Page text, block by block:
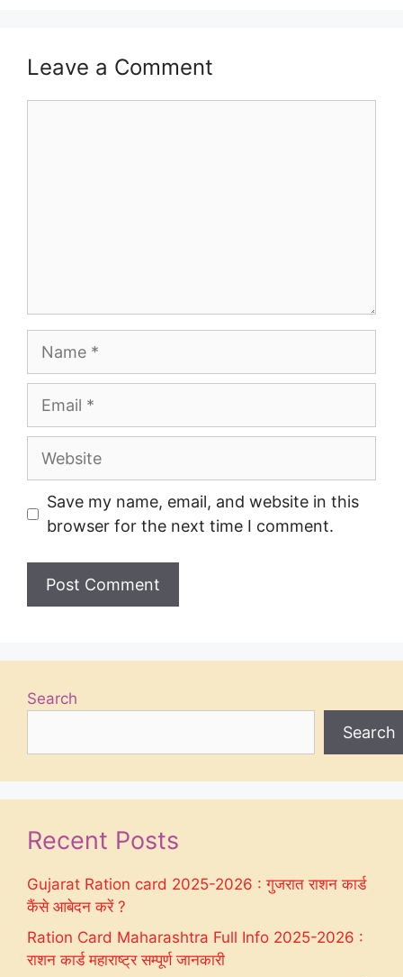
Leave a Comment
Website
Save my name, email, and website in this
browser for the next time I comment.
Search
Search
Recent Posts
Gujarat Ration card 2025-2026 : गुजरात राशन कार्ड
कैंसे आबेदन करें ?
Ration Card Maharashtra Full Info 2025-2026 :
राशन कार्ड महाराष्ट्र सम्पूर्ण जानकारी